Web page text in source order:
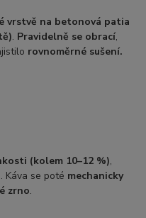
vrstvě na betonová patia
. Pravidelně se obrací,
rovnoměrné sušení.
(kolem 10–12 %),
. Káva se poté mechanicky
zrno.